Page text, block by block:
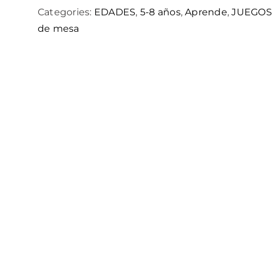
de
los
Categories: EDADES, 5-8 años,Aprende,JUEGOS
de mesa